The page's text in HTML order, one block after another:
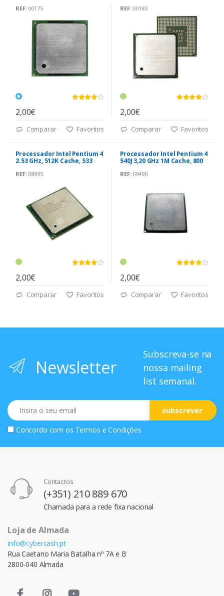
REF:00175
2,00€
Comparar Favoritos
REF:00183
2,00€
Comparar Favoritos
Processador Intel Pentium 4
2.53 GHz, 512K Cache, 533
REF:08995
2,00€
Comparar Favoritos
Processador Intel Pentium 4
540J 3,20 GHz 1M Cache, 800
REF:09490
2,00€
Comparar Favoritos
Newsletter
Subscreva-se na
nossa mailing
list semanal.
Email
subscrever
Concordo com os Termos e Condições
Contactos
(+351) 210 889 670
Chamada para a rede fixa nacional
Loja de Almada
info@cybercash.pt
Rua Caetano Maria Batalha nº 7A e B
2800-040 Almada